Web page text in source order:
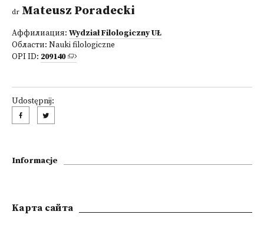
dr Mateusz Poradecki
Аффилиация: Wydział Filologiczny UŁ
Области: Nauki filologiczne
OPI ID: 209140
Udostępnij:
Informacje
Kарта сайта